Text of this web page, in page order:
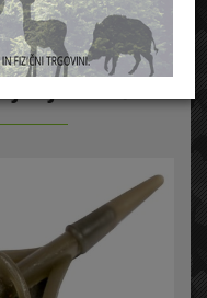
krmljenje/Frače
po: ceni nazivu
Frače